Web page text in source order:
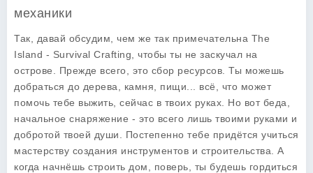
механики
Так, давай обсудим, чем же так примечательна The
Island - Survival Crafting , чтобы ты не заскучал на
острове. Прежде всего, это сбор ресурсов. Ты можешь
добраться до дерева, камня, пищи... всё, что может
помочь тебе выжить, сейчас в твоих руках. Но вот беда,
начальное снаряжение - это всего лишь твоими руками и
добротой твоей души. Постепенно тебе придётся учиться
мастерству создания инструментов и строительства. А
когда начнёшь строить дом, поверь, ты будешь гордиться